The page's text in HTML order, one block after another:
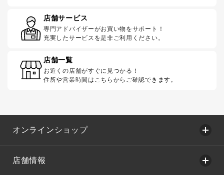
店舗サービス
専門アドバイザーがお買い物をサポート！
充実したサービスを是非ご利用ください。
店舗一覧
お近くの店舗がすぐに見つかる！
住所や営業時間はこちらからご確認できます。
オンラインショップ
店舗情報